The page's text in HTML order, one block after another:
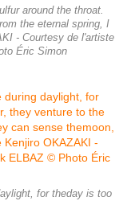
around the throat.
the eternal spring, I
- Courtesy de l'artiste
Éric Simon
for theday is too